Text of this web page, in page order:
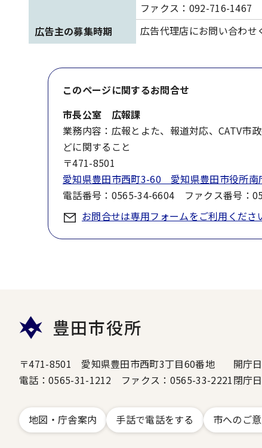
ファクス：092-716-1467
広告主の募集時期
広告代理店にお問い合わせ
このページに関するお問合せ
市長公室 広報課
業務内容：広報とよた、報道対応、CATV市
どに関すること
〒471-8501
愛知県豊田市西町3-60 愛知県豊田市役所南
電話番号：0565-34-6604 ファクス番号：
お問合せは専用フォームをご利用くださ
豊田市役所
〒471-8501 愛知県豊田市西町3丁目60番地
電話：0565-31-1212 ファクス：0565-33-2221
開庁
閉庁
地図・庁舎案内 手話で電話をする 市へのご